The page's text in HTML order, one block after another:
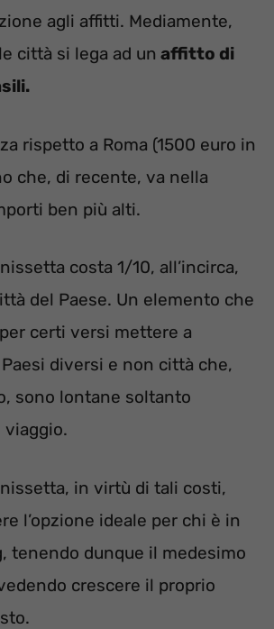
agli affitti. Mediamente,
città si lega ad un affitto di
rispetto a Roma (1500 euro in
che, di recente, va nella
ben più alti.
costa 1/10, all’incirca,
del Paese. Un elemento che
certi versi mettere a
diversi e non città che,
sono lontane soltanto
viaggio.
in virtù di tali costi,
l’opzione ideale per chi è in
tenendo dunque il medesimo
crescere il proprio